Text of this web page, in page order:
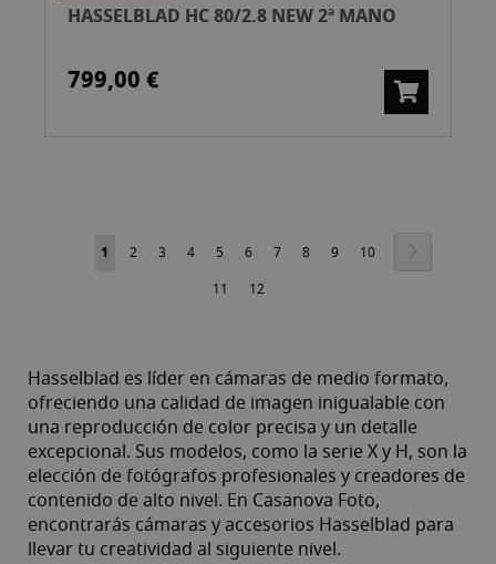
HASSELBLAD HC 80/2.8 NEW 2ª MANO
799,00 €
Página
Actualmente
1 Página
2 Página
3 Página
4 Página
5 Página
6 Página
7 Página
8 Página
9 Página
10
Página
11 Página
12
Hasselblad es líder en cámaras de medio formato,
ofreciendo una calidad de imagen inigualable con
una reproducción de color precisa y un detalle
excepcional. Sus modelos, como la serie X y H, son la
elección de fotógrafos profesionales y creadores de
contenido de alto nivel. En Casanova Foto,
encontrarás cámaras y accesorios Hasselblad para
llevar tu creatividad al siguiente nivel.